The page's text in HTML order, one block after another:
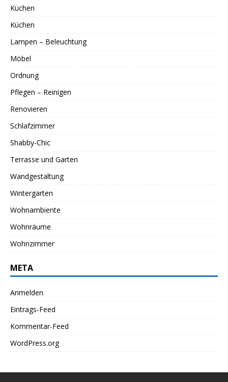
Küchen
Küchen
Lampen – Beleuchtung
Möbel
Ordnung
Pflegen – Reinigen
Renovieren
Schlafzimmer
Shabby-Chic
Terrasse und Garten
Wandgestaltung
Wintergarten
Wohnambiente
Wohnräume
Wohnzimmer
META
Anmelden
Eintrags-Feed
Kommentar-Feed
WordPress.org